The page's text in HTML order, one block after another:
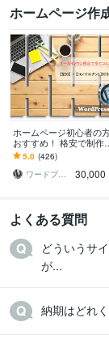
ホームページ作
ホームページ初心者の
おすすめ！ 格安で制作し
ます 追加料なし | スマホ
対応、問い合わせ、ブロ
グ設置、SEO込
5.0 (426)
ワードプレスPro
30,000
よくある質問
どういうサ
が...
納期はどれ